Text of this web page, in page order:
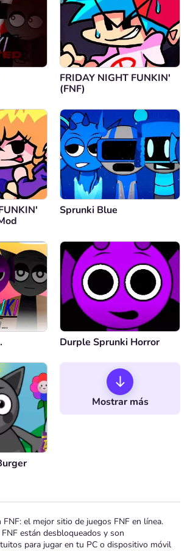
FRIDAY NIGHT FUNKIN'
(FNF)
Mod
Sprunki Blue
Durple Sprunki Horror
Mostrar más
el mejor sitio de juegos FNF en línea.
están desbloqueados y son
para jugar en tu PC o dispositivo móvil